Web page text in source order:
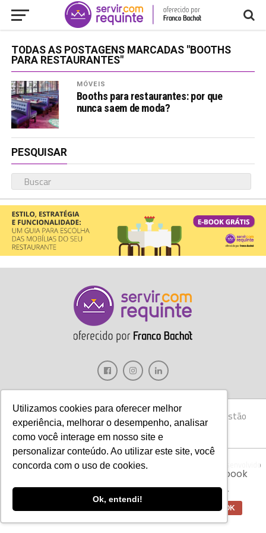
Utilizamos cookies para oferecer melhor
experiência, melhorar o desempenho, analisar
como você interage em nosso site e
personalizar conteúdo. Ao utilizar este site, você
concorda com o uso de cookies.
Ok, entendi!
TODAS AS POSTAGENS MARCADAS "BOOTHS
PARA RESTAURANTES"
MÓVEIS
Booths para restaurantes: por que
nunca saem de moda?
PESQUISAR
Gastronomia Móveis Decoração Hotelaria
Gestão
Marketing
Tecnologia Eventos
Copyright © 2017 Servir com Requinte • Franco Bachot Móveis . Desenvolvido
Aviso:Nós da Franco Bachot utilizamos de
cookies com ferramentas do Google e Facebook
experiência de nossos clientes para oferecer
melhores produtos e serviços. OK